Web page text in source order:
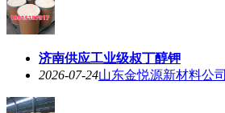
济南供应工业级叔丁醇钾
2026-07-24山东金悦源新材料公司